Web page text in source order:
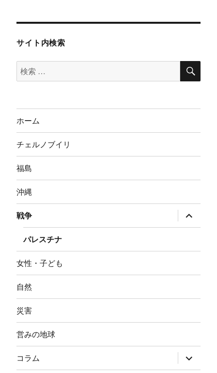
サイト内検索
検
索
象:
検
ホーム
チェルノブイリ
福島
沖縄
戦争 サ
ブ
メ
ー
開
パレスチナ
女性・子ども
自然
災害
営みの地球
コラム サ
ブ